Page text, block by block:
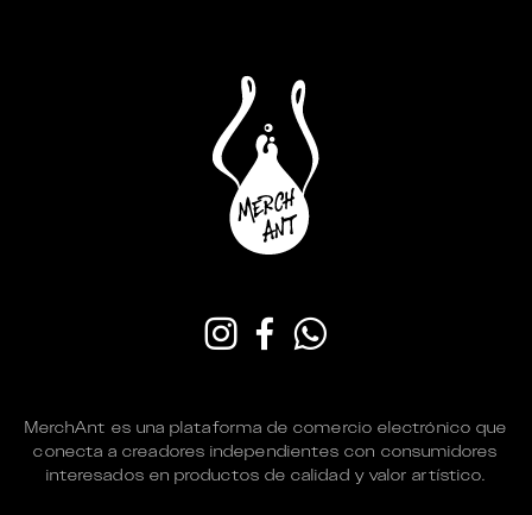
MerchAnt es una plataforma de comercio electrónico que
conecta a creadores independientes con consumidores
interesados en productos de calidad y valor artístico.